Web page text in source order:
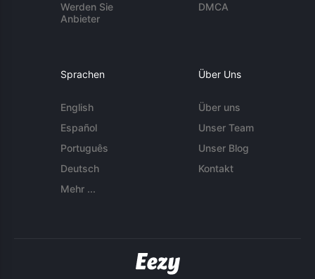
Werden Sie
Anbieter
DMCA
Sprachen
English
Español
Português
Deutsch
Mehr ...
Über Uns
Über uns
Unser Team
Unser Blog
Kontakt